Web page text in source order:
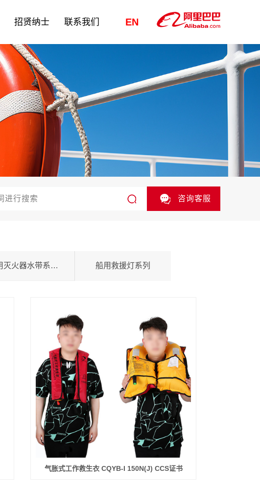
招贤纳士 联系我们 EN
咨询客服
船用灭火器水带系列产品 船用救援灯系列
气胀式工作救生衣 CQYB-I 150N(J) CCS证书